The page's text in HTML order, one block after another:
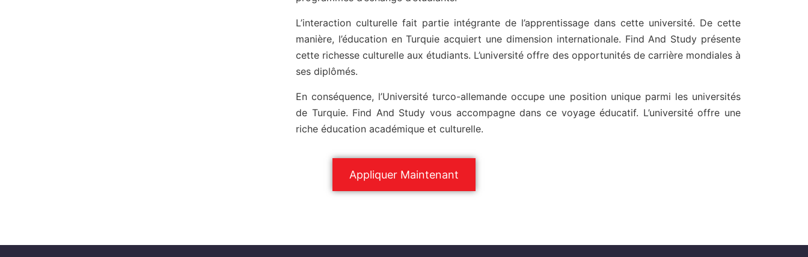
L’interaction culturelle fait partie intégrante de l’apprentissage dans cette université. De cette
manière, l’éducation en Turquie acquiert une dimension internationale. Find And Study présente
cette richesse culturelle aux étudiants. L’université offre des opportunités de carrière mondiales à
ses diplômés.
En conséquence, l’Université turco-allemande occupe une position unique parmi les universités
de Turquie. Find And Study vous accompagne dans ce voyage éducatif. L’université offre une
riche éducation académique et culturelle.
Appliquer Maintenant